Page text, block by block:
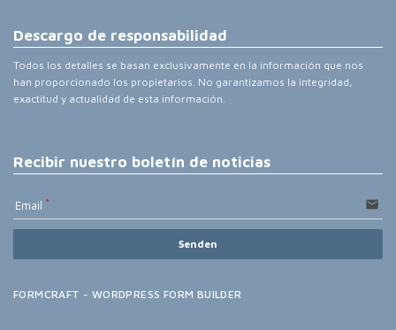
Descargo de responsabilidad
Todos los detalles se basan exclusivamente en la información que nos
han proporcionado los propietarios. No garantizamos la integridad,
exactitud y actualidad de esta información.
Recibir nuestro boletín de noticias
Email email
Senden
FORMCRAFT - WORDPRESS FORM BUILDER